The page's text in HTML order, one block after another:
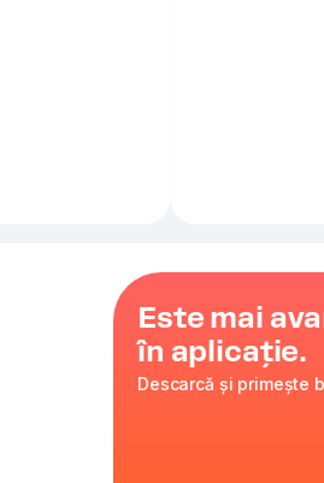
Este mai
în aplicație.
Descarcă și primește